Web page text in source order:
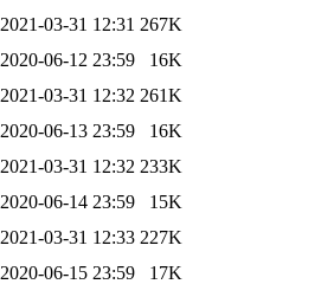
2021-03-31 12:31 267K
2020-06-12 23:59
16K
2021-03-31 12:32 261K
2020-06-13 23:59
16K
2021-03-31 12:32 233K
2020-06-14 23:59
15K
2021-03-31 12:33 227K
2020-06-15 23:59
17K